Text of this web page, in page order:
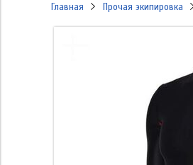
Главная Прочая экипировка